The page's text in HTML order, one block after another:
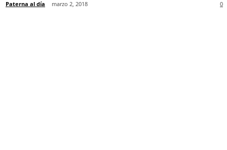
Paterna al día marzo 2, 2018 0